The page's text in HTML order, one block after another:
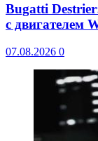
Bugatti
с двигателем
07.08.2026 0